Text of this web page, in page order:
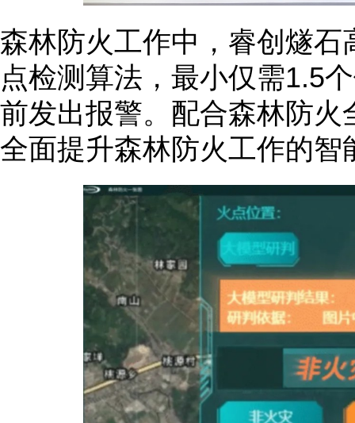
森林防火工作中，睿创燧
点检测算法，最小仅需1.5
前发出报警。配合森林防
全面提升森林防火工作的智